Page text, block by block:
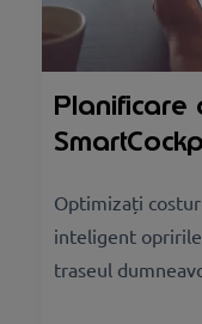
Planificare
Optimizați
inteligent
traseul